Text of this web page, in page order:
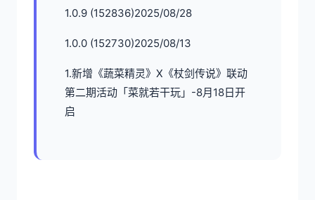
1.0.9 (152836)2025/08/28
1.0.0 (152730)2025/08/13
1.新增《蔬菜精灵》X《杖剑传说》联动
第二期活动「菜就若干玩」-8月18日开
启